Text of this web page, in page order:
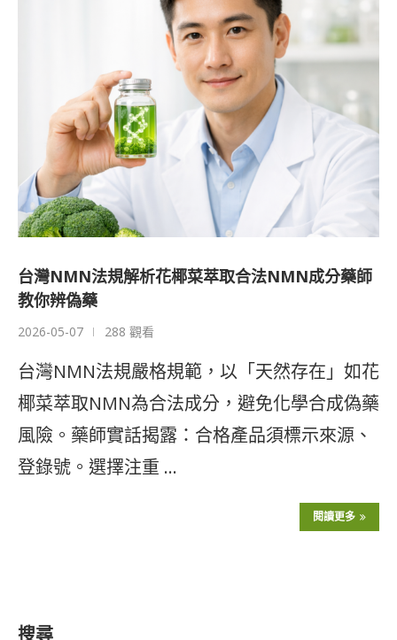
台灣NMN法規解析花椰菜萃取合法NMN成分藥師
教你辨偽藥
2026-05-07 288 觀看
台灣NMN法規嚴格規範，以「天然存在」如花
椰菜萃取NMN為合法成分，避免化學合成偽藥
風險。藥師實話揭露：合格產品須標示來源、
登錄號。選擇注重 …
閱讀更多
搜尋